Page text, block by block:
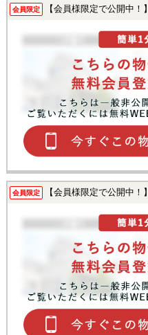
会員限定 【会員様限定で公開中！】
会員限定 【会員様限定で公開中！】